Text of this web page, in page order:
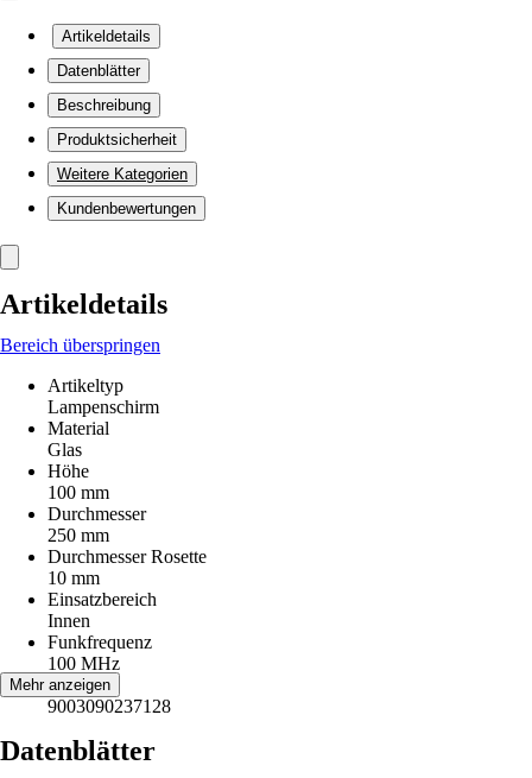
Artikeldetails
Datenblätter
Beschreibung
Produktsicherheit
Weitere Kategorien
Kundenbewertungen
Artikeldetails
Bereich überspringen
Artikeltyp
Lampenschirm
Material
Glas
Höhe
100 mm
Durchmesser
250 mm
Durchmesser Rosette
10 mm
Einsatzbereich
Innen
Funkfrequenz
100 MHz
EAN
9003090237128
Mehr anzeigen
Datenblätter